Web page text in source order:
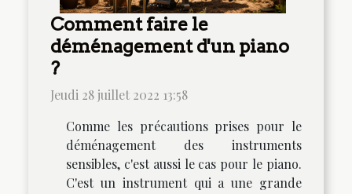
Comment faire le
déménagement d'un piano
?
Jeudi 28 juillet 2022 13:58
Comme les précautions prises pour le
déménagement des instruments
sensibles, c'est aussi le cas pour le piano.
C'est un instrument qui a une grande